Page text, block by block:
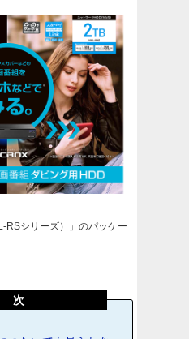
RSシリーズ）」のパッケー
次